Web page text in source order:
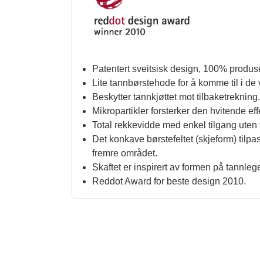
Patentert sveitsisk design, 100%
Lite tannbørstehode for å komme til i
Beskytter tannkjøttet mot tilbaketrekning.
Mikropartikler forsterker den hvitende
Total rekkevidde med enkel tilgang
Det konkave børstefeltet (skjeform)
fremre området.
Skaftet er inspirert av formen på
Reddot Award for beste design 2010.